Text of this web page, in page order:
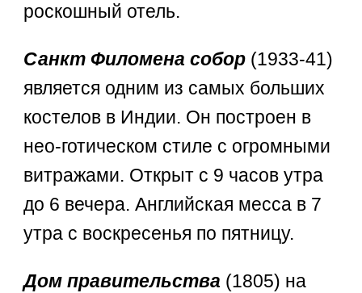
роскошный отель.
Санкт Филомена собор (1933-41)
является одним из самых больших
костелов в Индии. Он построен в
нео-готическом стиле с огромными
витражами. Открыт с 9 часов утра
до 6 вечера. Английская месса в 7
утра с воскресенья по пятницу.
Дом правительства (1805) на